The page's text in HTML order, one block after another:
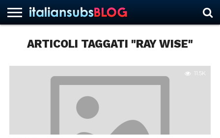
NEWS
ASCOLTI
RECENSIONI
INTERVISTE
CURIOSITÀ
CHI
CONTATTACI
FORUM
ITALIANSUBS
ARTICOLI TAGGATI "RAY WISE"
11.5K